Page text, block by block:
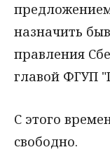
назначить
правления
главой ФГУП
С этого
свободно.